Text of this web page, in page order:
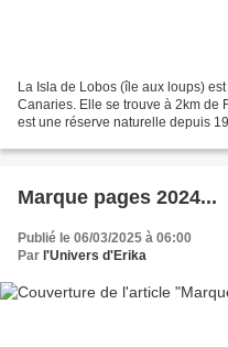
La Isla de Lobos (île aux loups)
Canaries. Elle se trouve à 2km de
est une réserve naturelle depuis
Marque pages 2024...
Publié le 06/03/2025 à 06:00
Par l'Univers d'Erika